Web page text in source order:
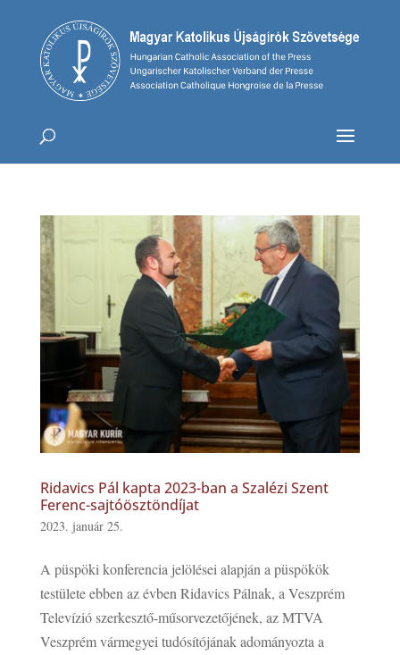
Ridavics Pál kapta 2023-ban a Szalézi Szent
Ferenc-sajtóösztöndíjat
2023. január 25.
A püspöki konferencia jelölései alapján a püspökök
testülete ebben az évben Ridavics Pálnak, a Veszprém
Televízió szerkesztő-műsorvezetőjének, az MTVA
Veszprém vármegyei tudósítójának adományozta a